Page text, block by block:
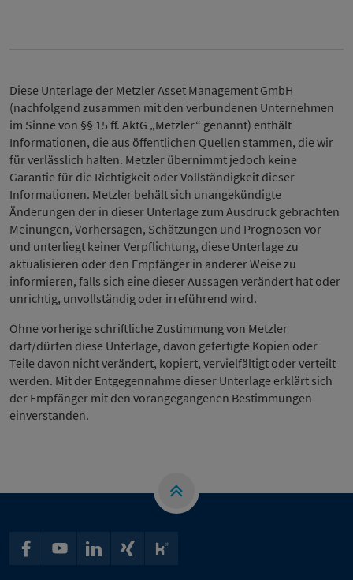
Diese Unterlage der Metzler Asset Management GmbH
(nachfolgend zusammen mit den verbundenen Unternehmen
im Sinne von §§ 15 ff. AktG „Metzler“ genannt) enthält
Informationen, die aus öffentlichen Quellen stammen, die wir
für verlässlich halten. Metzler übernimmt jedoch keine
Garantie für die Richtigkeit oder Vollständigkeit dieser
Informationen. Metzler behält sich unangekündigte
Änderungen der in dieser Unterlage zum Ausdruck gebrachten
Meinungen, Vorhersagen, Schätzungen und Prognosen vor
und unterliegt keiner Verpflichtung, diese Unterlage zu
aktualisieren oder den Empfänger in anderer Weise zu
informieren, falls sich eine dieser Aussagen verändert hat oder
unrichtig, unvollständig oder irreführend wird.
Ohne vorherige schriftliche Zustimmung von Metzler
darf/dürfen diese Unterlage, davon gefertigte Kopien oder
Teile davon nicht verändert, kopiert, vervielfältigt oder verteilt
werden. Mit der Entgegennahme dieser Unterlage erklärt sich
der Empfänger mit den vorangegangenen Bestimmungen
einverstanden.